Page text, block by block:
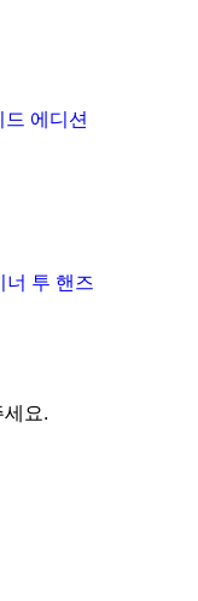
에디션
너 투 핸즈
요.